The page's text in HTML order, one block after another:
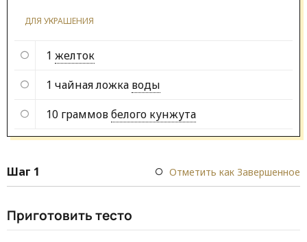
ДЛЯ УКРАШЕНИЯ
1 желток
1 чайная ложка воды
10 граммовбелого кунжута
Шаг 1 Отметить как Завершенное
Приготовить тесто